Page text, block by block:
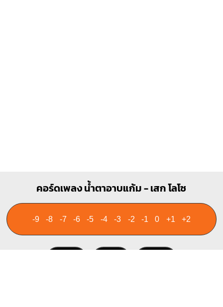
คอร์ดเพลง น้ำตาอาบแก้ม - เสก โลโซ
-9 -8 -7 -6 -5 -4 -3 -2 -1 0 +1 +2